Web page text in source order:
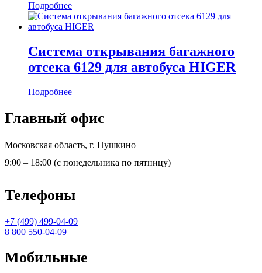
Подробнее
Система открывания багажного
отсека 6129 для автобуса HIGER
Подробнее
Главный офис
Московская область, г. Пушкино
9:00 – 18:00 (с понедельника по пятницу)
Телефоны
+7 (499) 499-04-09
8 800 550-04-09
Мобильные